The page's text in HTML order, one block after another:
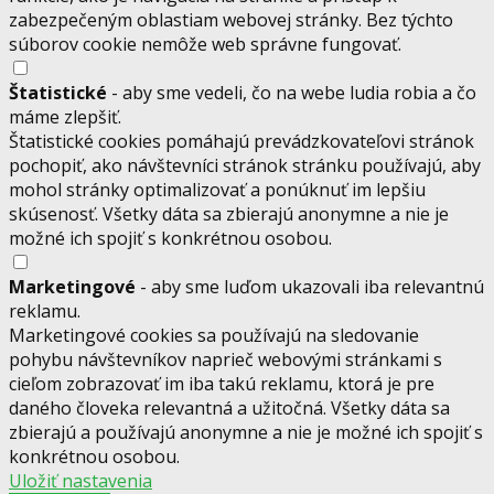
zabezpečeným oblastiam webovej stránky. Bez týchto
súborov cookie nemôže web správne fungovať.
Štatistické - aby sme vedeli, čo na webe ludia robia a čo
máme zlepšiť.
Štatistické cookies pomáhajú prevádzkovateľovi stránok
pochopiť, ako návštevníci stránok stránku používajú, aby
mohol stránky optimalizovať a ponúknuť im lepšiu
skúsenosť. Všetky dáta sa zbierajú anonymne a nie je
možné ich spojiť s konkrétnou osobou.
Marketingové - aby sme luďom ukazovali iba relevantnú
reklamu.
Marketingové cookies sa používajú na sledovanie
pohybu návštevníkov naprieč webovými stránkami s
cieľom zobrazovať im iba takú reklamu, ktorá je pre
daného človeka relevantná a užitočná. Všetky dáta sa
zbierajú a používajú anonymne a nie je možné ich spojiť s
konkrétnou osobou.
Uložiť nastavenia